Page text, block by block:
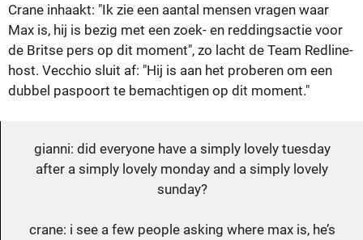
Crane inhaakt: "Ik zie een aantal mensen vragen waar
Max is, hij is bezig met een zoek- en reddingsactie voor
de Britse pers op dit moment", zo lacht de Team Redline-
host. Vecchio sluit af: "Hij is aan het proberen om een
dubbel paspoort te bemachtigen op dit moment."
gianni: did everyone have a simply lovely tuesday
after a simply lovely monday and a simply lovely
sunday?
crane: i see a few people asking where max is, he’s